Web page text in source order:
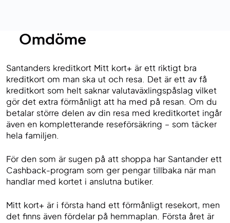
Omdöme
Santanders kreditkort Mitt kort+ är ett riktigt bra
kreditkort om man ska ut och resa. Det är ett av få
kreditkort som helt saknar valutaväxlingspåslag vilket
gör det extra förmånligt att ha med på resan. Om du
betalar större delen av din resa med kreditkortet ingår
även en kompletterande reseförsäkring – som täcker
hela familjen.
För den som är sugen på att shoppa har Santander ett
Cashback-program som ger pengar tillbaka när man
handlar med kortet i anslutna butiker.
Mitt kort+ är i första hand ett förmånligt resekort, men
det finns även fördelar på hemmaplan. Första året är